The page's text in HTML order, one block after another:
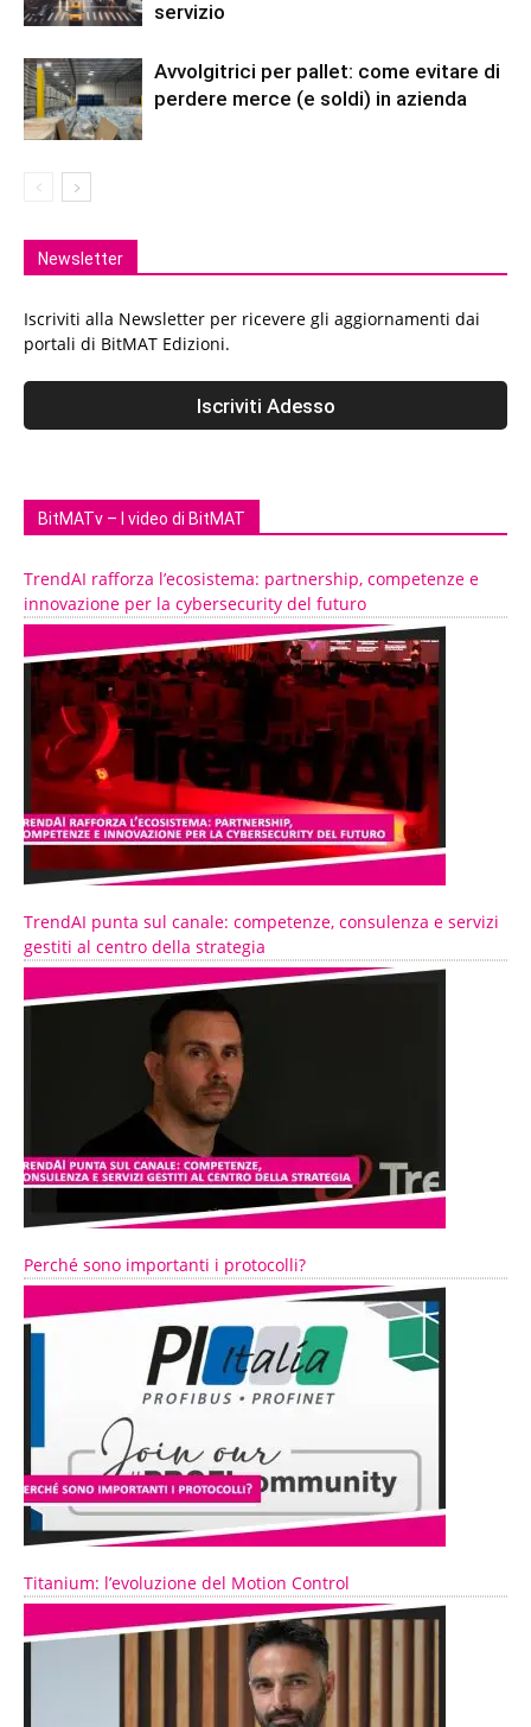
servizio
Avvolgitrici per pallet: come evitare di
perdere merce (e soldi) in azienda
Newsletter
Iscriviti alla Newsletter per ricevere gli aggiornamenti dai
portali di BitMAT Edizioni.
BitMATv – I video di BitMAT
TrendAI rafforza l’ecosistema: partnership, competenze e
innovazione per la cybersecurity del futuro
TrendAI punta sul canale: competenze, consulenza e servizi
gestiti al centro della strategia
Perché sono importanti i protocolli?
Titanium: l’evoluzione del Motion Control